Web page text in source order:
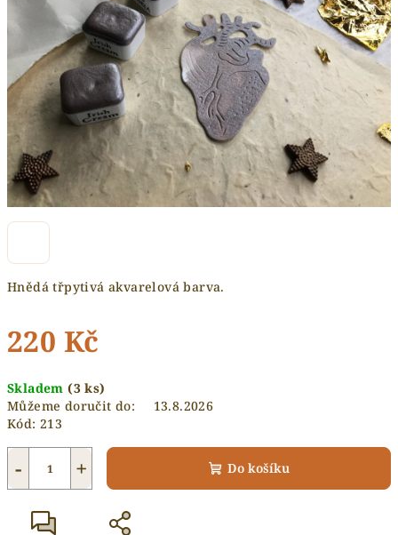
Hnědá třpytivá akvarelová barva.
220 Kč
cena:
Skladem(3 ks)
Můžeme doručit do:
13.8.2026
Kód: 213
+
− Do košíku